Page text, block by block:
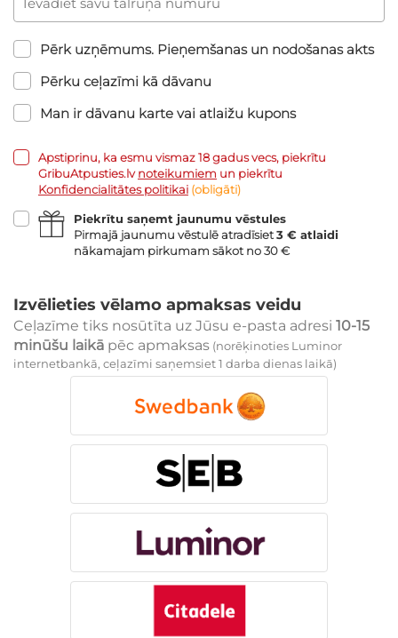
Pērk uzņēmums. Pieņemšanas un nodošanas akts
Pērku ceļazīmi kā dāvanu
Man ir dāvanu karte vai atlaižu kupons
Apstiprinu, ka esmu vismaz 18 gadus vecs, piekrītu
GribuAtpusties.lvnoteikumiem un piekrītu
Konfidencialitātes politikai (obligāti)
Piekrītu saņemt jaunumu vēstules
Pirmajā jaunumu vēstulē atradīsiet3 € atlaidi
nākamajam pirkumam sākot no 30 €
Izvēlieties vēlamo apmaksas veidu
Ceļazīme tiks nosūtīta uz Jūsu e-pasta adresi 10-15
minūšu laikā pēc apmaksas (norēķinoties Luminor
internetbankā, ceļazīmi saņemsiet 1 darba dienas laikā)